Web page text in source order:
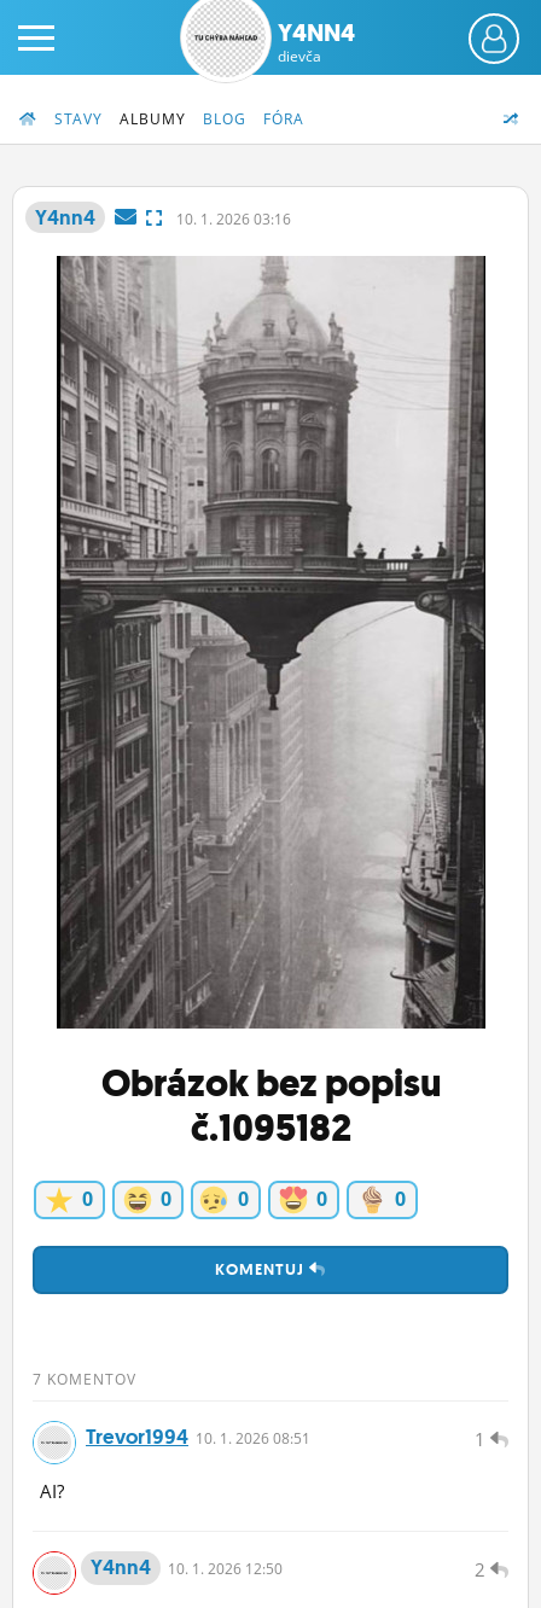
PRIHLÁS SA
ČINŽIAK
FÓRUM
STATUSY
BLOGY
OBRÁZKY
ĽUDIA
MÔJ PROFIL
NASTAVENIA
ROLETA
Y4NN4
dievča
STAVY ALBUMY BLOG FÓRA
Y4nn4 10. 1. 2026 03:16
Obrázok bez popisu
č.1095182
0 0 0 0 0
KOMENTUJ
7 KOMENTOV
1
Trevor1994 10. 1. 2026 08:51
AI?
2
Y4nn4 10. 1. 2026 12:50